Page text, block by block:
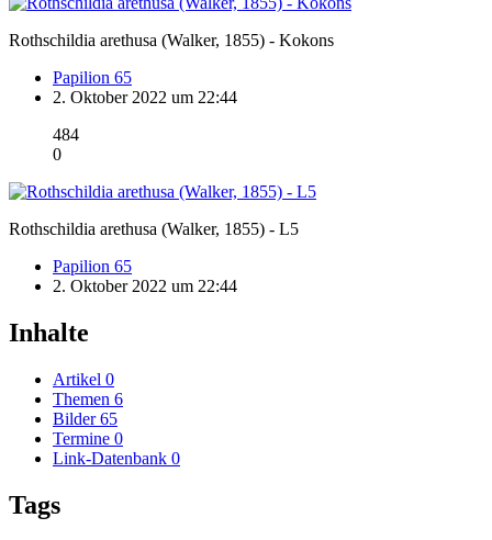
Rothschildia arethusa (Walker, 1855) - Kokons
Papilion 65
2. Oktober 2022 um 22:44
484
0
Rothschildia arethusa (Walker, 1855) - L5
Papilion 65
2. Oktober 2022 um 22:44
Inhalte
Artikel 0
Themen 6
Bilder 65
Termine 0
Link-Datenbank 0
Tags